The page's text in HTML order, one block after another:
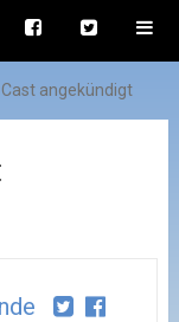
angekündigt